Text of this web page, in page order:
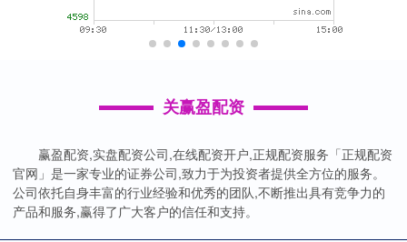
关赢盈配资
赢盈配资,实盘配资公司,在线配资开户,正规配资服务「正规配资
官网」是一家专业的证券公司,致力于为投资者提供全方位的服务。
公司依托自身丰富的行业经验和优秀的团队,不断推出具有竞争力的
产品和服务,赢得了广大客户的信任和支持。